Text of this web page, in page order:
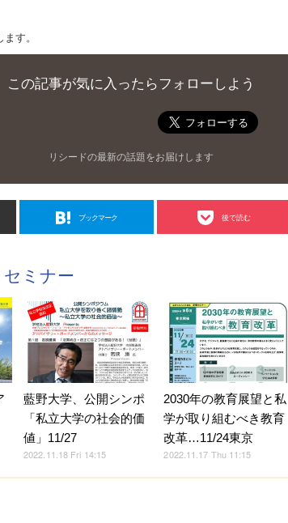
す。
この記事が気に入ったらフォローしよう
リシードの最新の話題をお届けします
ブックマーク 後で読む
ミナー
藍野大学、公開シンポ
「私立大学の社会的価
値」11/27
2022.11.18 Fri 14:15
2030年の教育展望と私
学が取り組むべき教育
改革…11/24東京
2022.11.17 Thu 11:15